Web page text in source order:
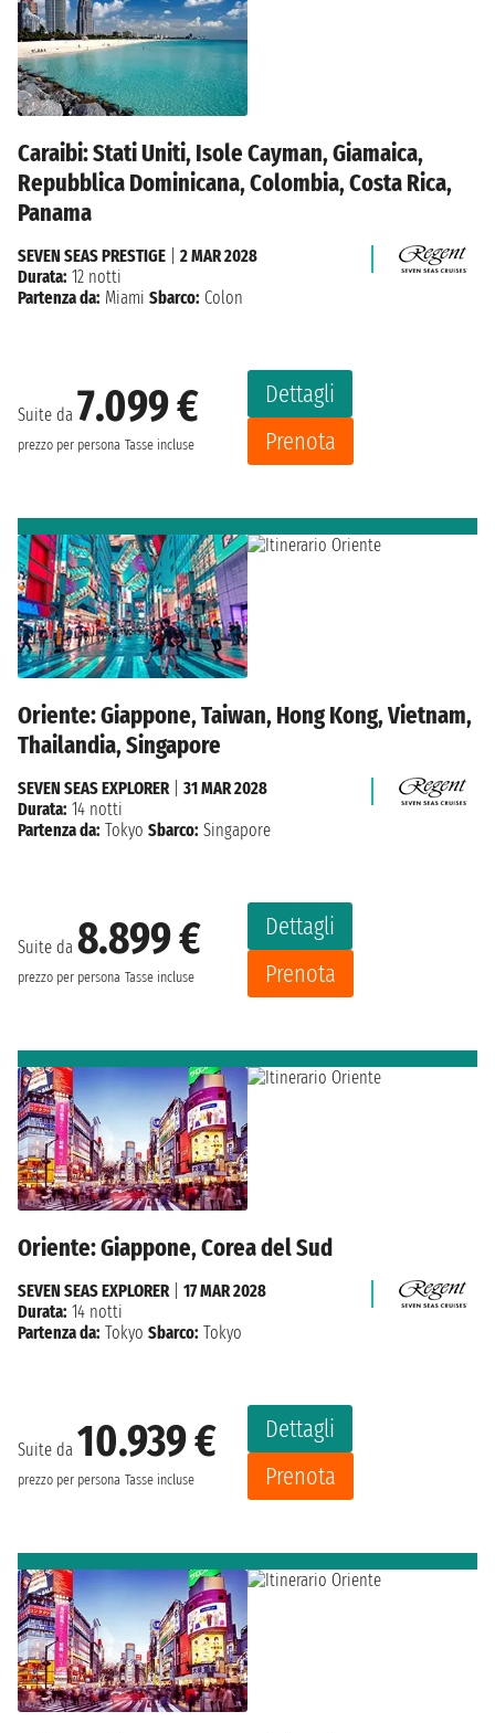
Caraibi: Stati Uniti, Isole Cayman, Giamaica,
Repubblica Dominicana, Colombia, Costa Rica,
Panama
Suite da 7.099 €
prezzo per persona Tasse incluse
Dettagli
Prenota
SEVEN SEAS PRESTIGE
2 MAR 2028
Durata: 12 notti
Partenza da: Miami Sbarco: Colon
Oriente: Giappone, Taiwan, Hong Kong, Vietnam,
Thailandia, Singapore
Suite da 8.899 €
prezzo per persona Tasse incluse
Dettagli
Prenota
SEVEN SEAS EXPLORER| 31 MAR 2028
Durata: 14 notti
Partenza da: Tokyo Sbarco: Singapore
Oriente: Giappone, Corea del Sud
Suite da 10.939 €
prezzo per persona Tasse incluse
Dettagli
Prenota
SEVEN SEAS EXPLORER
17 MAR 2028
Durata: 14 notti
Partenza da: Tokyo Sbarco: Tokyo